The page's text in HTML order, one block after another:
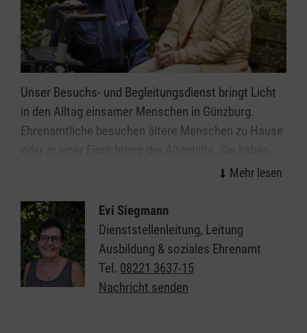
Gerne beraten wir Sie auch bei der Auswahl eines
Kurses: Wenn Sie einen individuellen Kurs für Ihre
speziellen Bedürfnisse möchten, melden Sie sich
einfach bei uns. Wir helfen Ihnen gerne weiter.
Unser Besuchs- und Begleitungsdienst bringt Licht
in den Alltag einsamer Menschen in Günzburg.
Ehrenamtliche besuchen ältere Menschen zu Hause
Lebenssituation der älteren Menschen ein. Hier ist
Raum für die persönlichen Bedürfnisse, für die
Lebensgeschichte und das aktuelle Befinden. Kleine
Handreichungen im Alltag, ein Spaziergang ins
Grüne, ein Besuch im Stadtcafé bereiten
Evi Siegmann
Dienststellenleitung, Leitung
Ausbildung & soziales Ehrenamt
Tel. 08221 3637-15
Nachricht senden